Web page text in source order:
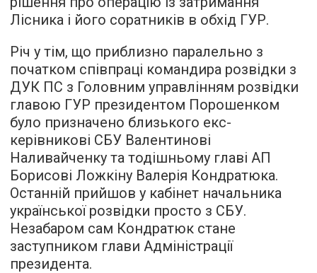
Лісника і його соратників в обхід ГУР.
Річ у тім, що приблизно паралельно з
початком співпраці командира розвідки з
ДУК ПС з Головним управлінням розвідки
главою ГУР президентом Порошенком
було призначено близького екс-
керівникові СБУ Валентинові
Наливайченку та тодішньому главі АП
Борисові Ложкіну Валерія Кондратюка.
Останній прийшов у кабінет начальника
української розвідки просто з СБУ.
Незабаром сам Кондратюк стане
заступником глави Адміністрації
президента.